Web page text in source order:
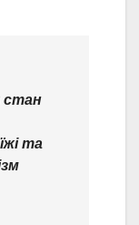
стан
та